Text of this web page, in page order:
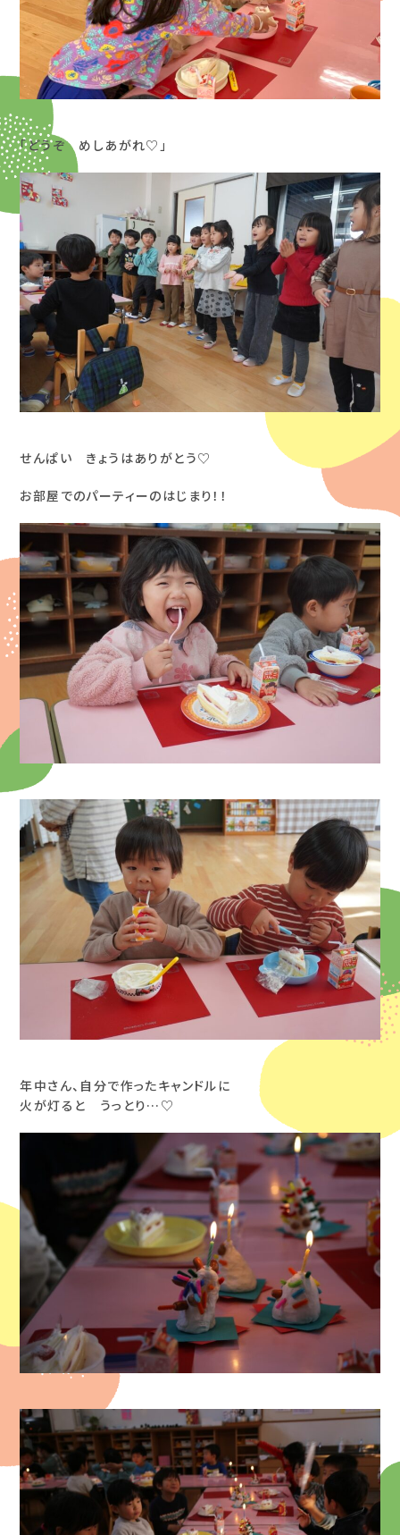
「どうぞ めしあがれ♡」
せんぱい きょうはありがとう♡
お部屋でのパーティーのはじまり！！
年中さん、自分で作ったキャンドルに
火が灯ると うっとり…♡